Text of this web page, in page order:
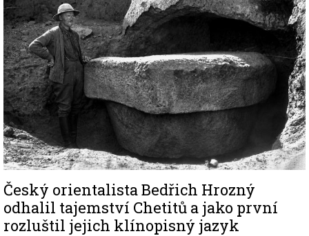
Český orientalista Bedřich Hrozný
odhalil tajemství Chetitů a jako první
rozluštil jejich klínopisný jazyk